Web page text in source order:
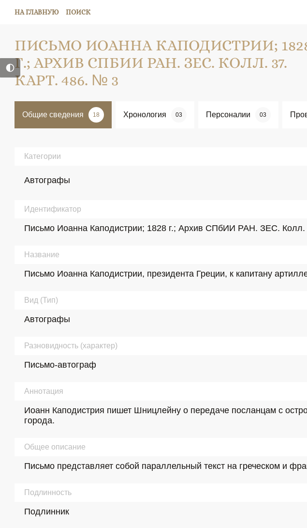
НА ГЛАВНУЮ ПОИСК
ПИСЬМО ИОАННА КАПОДИСТРИИ;
Г.; АРХИВ СПБИИ РАН. ЗЕС. КОЛЛ. 37.
КАРТ. 486. № 3
Общие сведения 18 Хронология 03 Персоналии 03
Категории
Автографы
Идентификатор
Письмо Иоанна Каподистрии; 1828 г.; Архив СПбИИ РАН. ЗЕС.
Название
Письмо Иоанна Каподистрии, президента Греции, к капитану
Вид (Тип)
Автографы
Разновидность (характер)
Письмо-автограф
Аннотация
Иоанн Каподистрия пишет Шницлейну о передаче посланцам с
города.
Общее описание
Письмо представляет собой параллельный текст на греческом и
Подлинность
Подлинник